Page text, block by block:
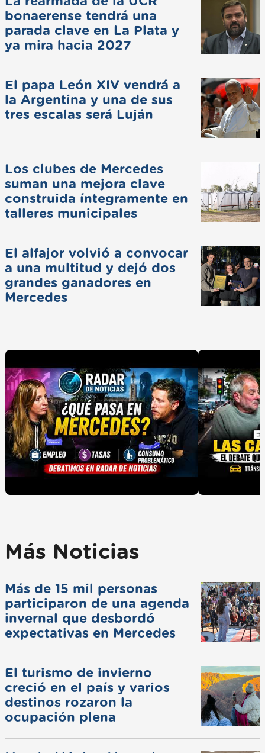
bonaerense tendrá una
parada clave en La Plata y
ya mira hacia 2027
El papa León XIV vendrá a
la Argentina y una de sus
tres escalas será Luján
Los clubes de Mercedes
suman una mejora clave
construida íntegramente en
talleres municipales
El alfajor volvió a convocar
a una multitud y dejó dos
grandes ganadores en
Mercedes
Más Noticias
Más de 15 mil personas
participaron de una agenda
invernal que desbordó
expectativas en Mercedes
El turismo de invierno
creció en el país y varios
destinos rozaron la
ocupación plena